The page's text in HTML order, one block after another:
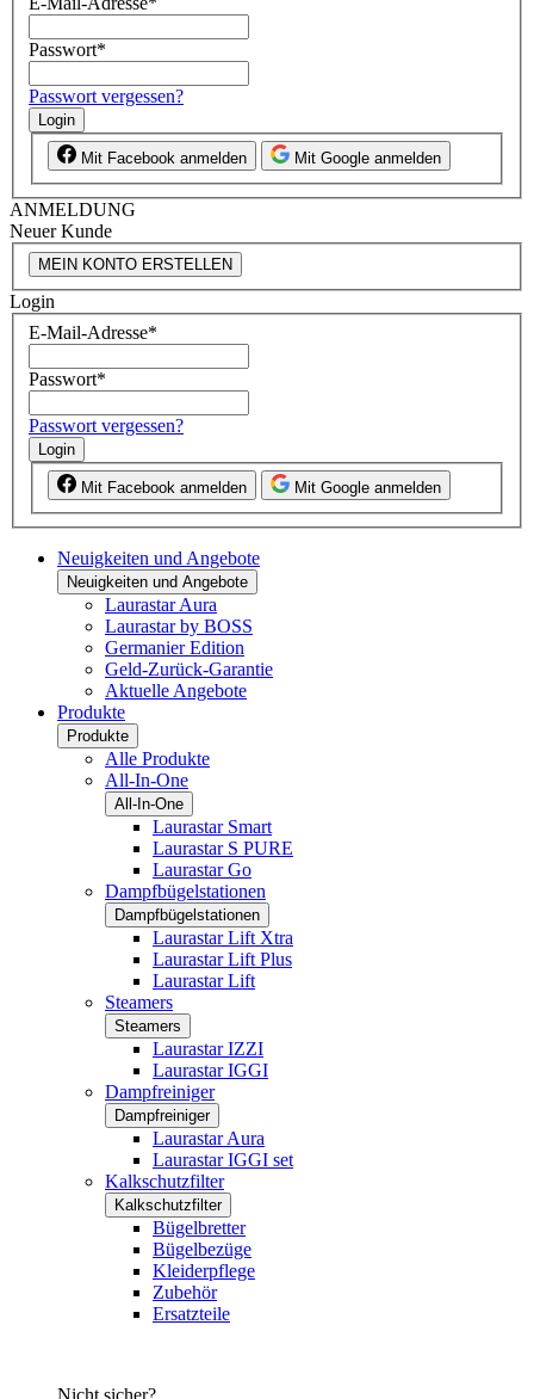
Passwort*
Passwort vergessen?
Login
Mit Facebook anmelden Mit Google anmelden
ANMELDUNG
Neuer Kunde
MEIN KONTO ERSTELLEN
Login
E-Mail-Adresse*
Passwort*
Passwort vergessen?
Login
Mit Facebook anmelden Mit Google anmelden
Neuigkeiten und Angebote
Neuigkeiten und Angebote
Laurastar Aura
Laurastar by BOSS
Germanier Edition
Geld-Zurück-Garantie
Aktuelle Angebote
Produkte
Produkte
Alle Produkte
All-In-One
All-In-One
Laurastar Smart
Laurastar S PURE
Laurastar Go
Dampfbügelstationen
Dampfbügelstationen
Laurastar Lift Xtra
Laurastar Lift Plus
Laurastar Lift
Steamers
Steamers
Laurastar IZZI
Laurastar IGGI
Dampfreiniger
Dampfreiniger
Laurastar Aura
Laurastar IGGI set
Kalkschutzfilter
Kalkschutzfilter
Bügelbretter
Bügelbezüge
Kleiderpflege
Zubehör
Ersatzteile
Nicht sicher?